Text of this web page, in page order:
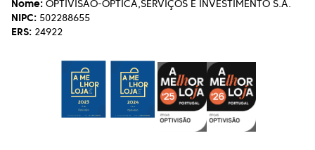
Nome: OPTIVISÃO-OPTICA,SERVIÇOS E INVESTIMENTO S.A.
NIPC: 502288655
ERS: 24922